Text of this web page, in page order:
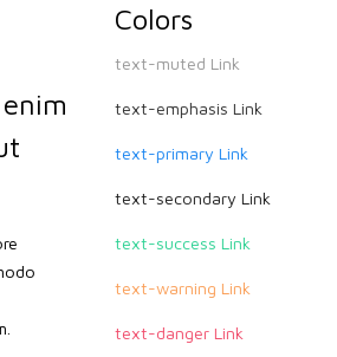
Colors
text-muted Link
text-emphasis Link
text-primaryLink
text-secondaryLink
text-success Link
text-warning Link
text-danger Link